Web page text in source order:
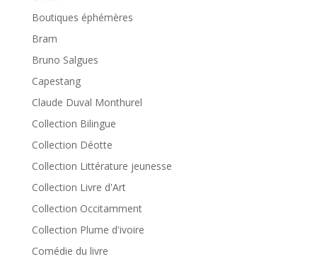
Boutiques éphémères
Bram
Bruno Salgues
Capestang
Claude Duval Monthurel
Collection Bilingue
Collection Déotte
Collection Littérature jeunesse
Collection Livre d'Art
Collection Occitamment
Collection Plume d'ivoire
Comédie du livre